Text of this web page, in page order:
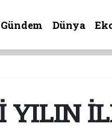
Gündem Dünya
YILIN